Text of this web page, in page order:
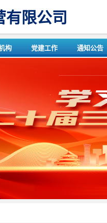
有限公司
构 党建工作 通知公告